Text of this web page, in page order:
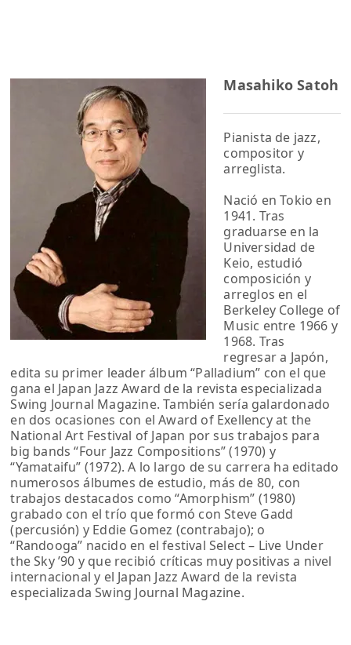
Masahiko Satoh
Pianista de jazz,
compositor y
arreglista.
Nació en Tokio en
1941. Tras
graduarse en la
Universidad de
Keio, estudió
composición y
arreglos en el
Berkeley College of
Music entre 1966 y
1968. Tras
regresar a Japón,
edita su primer leader álbum “Palladium” con el que
gana el Japan Jazz Award de la revista especializada
Swing Journal Magazine. También sería galardonado
en dos ocasiones con el Award of Exellency at the
National Art Festival of Japan por sus trabajos para
big bands “Four Jazz Compositions” (1970) y
“Yamataifu” (1972). A lo largo de su carrera ha editado
numerosos álbumes de estudio, más de 80, con
trabajos destacados como “Amorphism” (1980)
grabado con el trío que formó con Steve Gadd
(percusión) y Eddie Gomez (contrabajo); o
“Randooga” nacido en el festival Select – Live Under
the Sky ’90 y que recibió críticas muy positivas a nivel
internacional y el Japan Jazz Award de la revista
especializada Swing Journal Magazine.